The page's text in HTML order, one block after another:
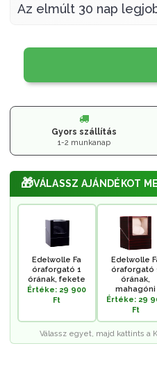
Az elmúlt 30 nap
Gyors szállítás
1-2 munkanap
🎁VÁLASSZ AJÁNDÉKOT
Edelwolle Fa
óraforgató 1
órának, fekete
Értéke: 29 900
Ft
Edelwolle
óraforgató
órának,
mahagóni
Értéke: 29
Ft
Válassz egyet, majd kattints a